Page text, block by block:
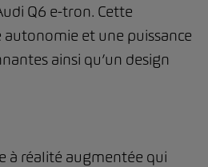
Q6 e-tron. Cette
et une puissance
ainsi qu’un design
à réalité augmentée qui